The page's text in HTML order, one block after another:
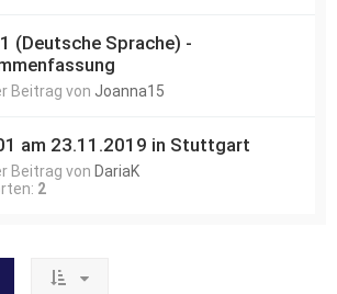
(Deutsche Sprache) -
Beitrag von Joanna15
am 23.11.2019 in Stuttgart
Beitrag von DariaK
2